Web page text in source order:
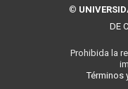
©
DE
Prohibida la
Términos